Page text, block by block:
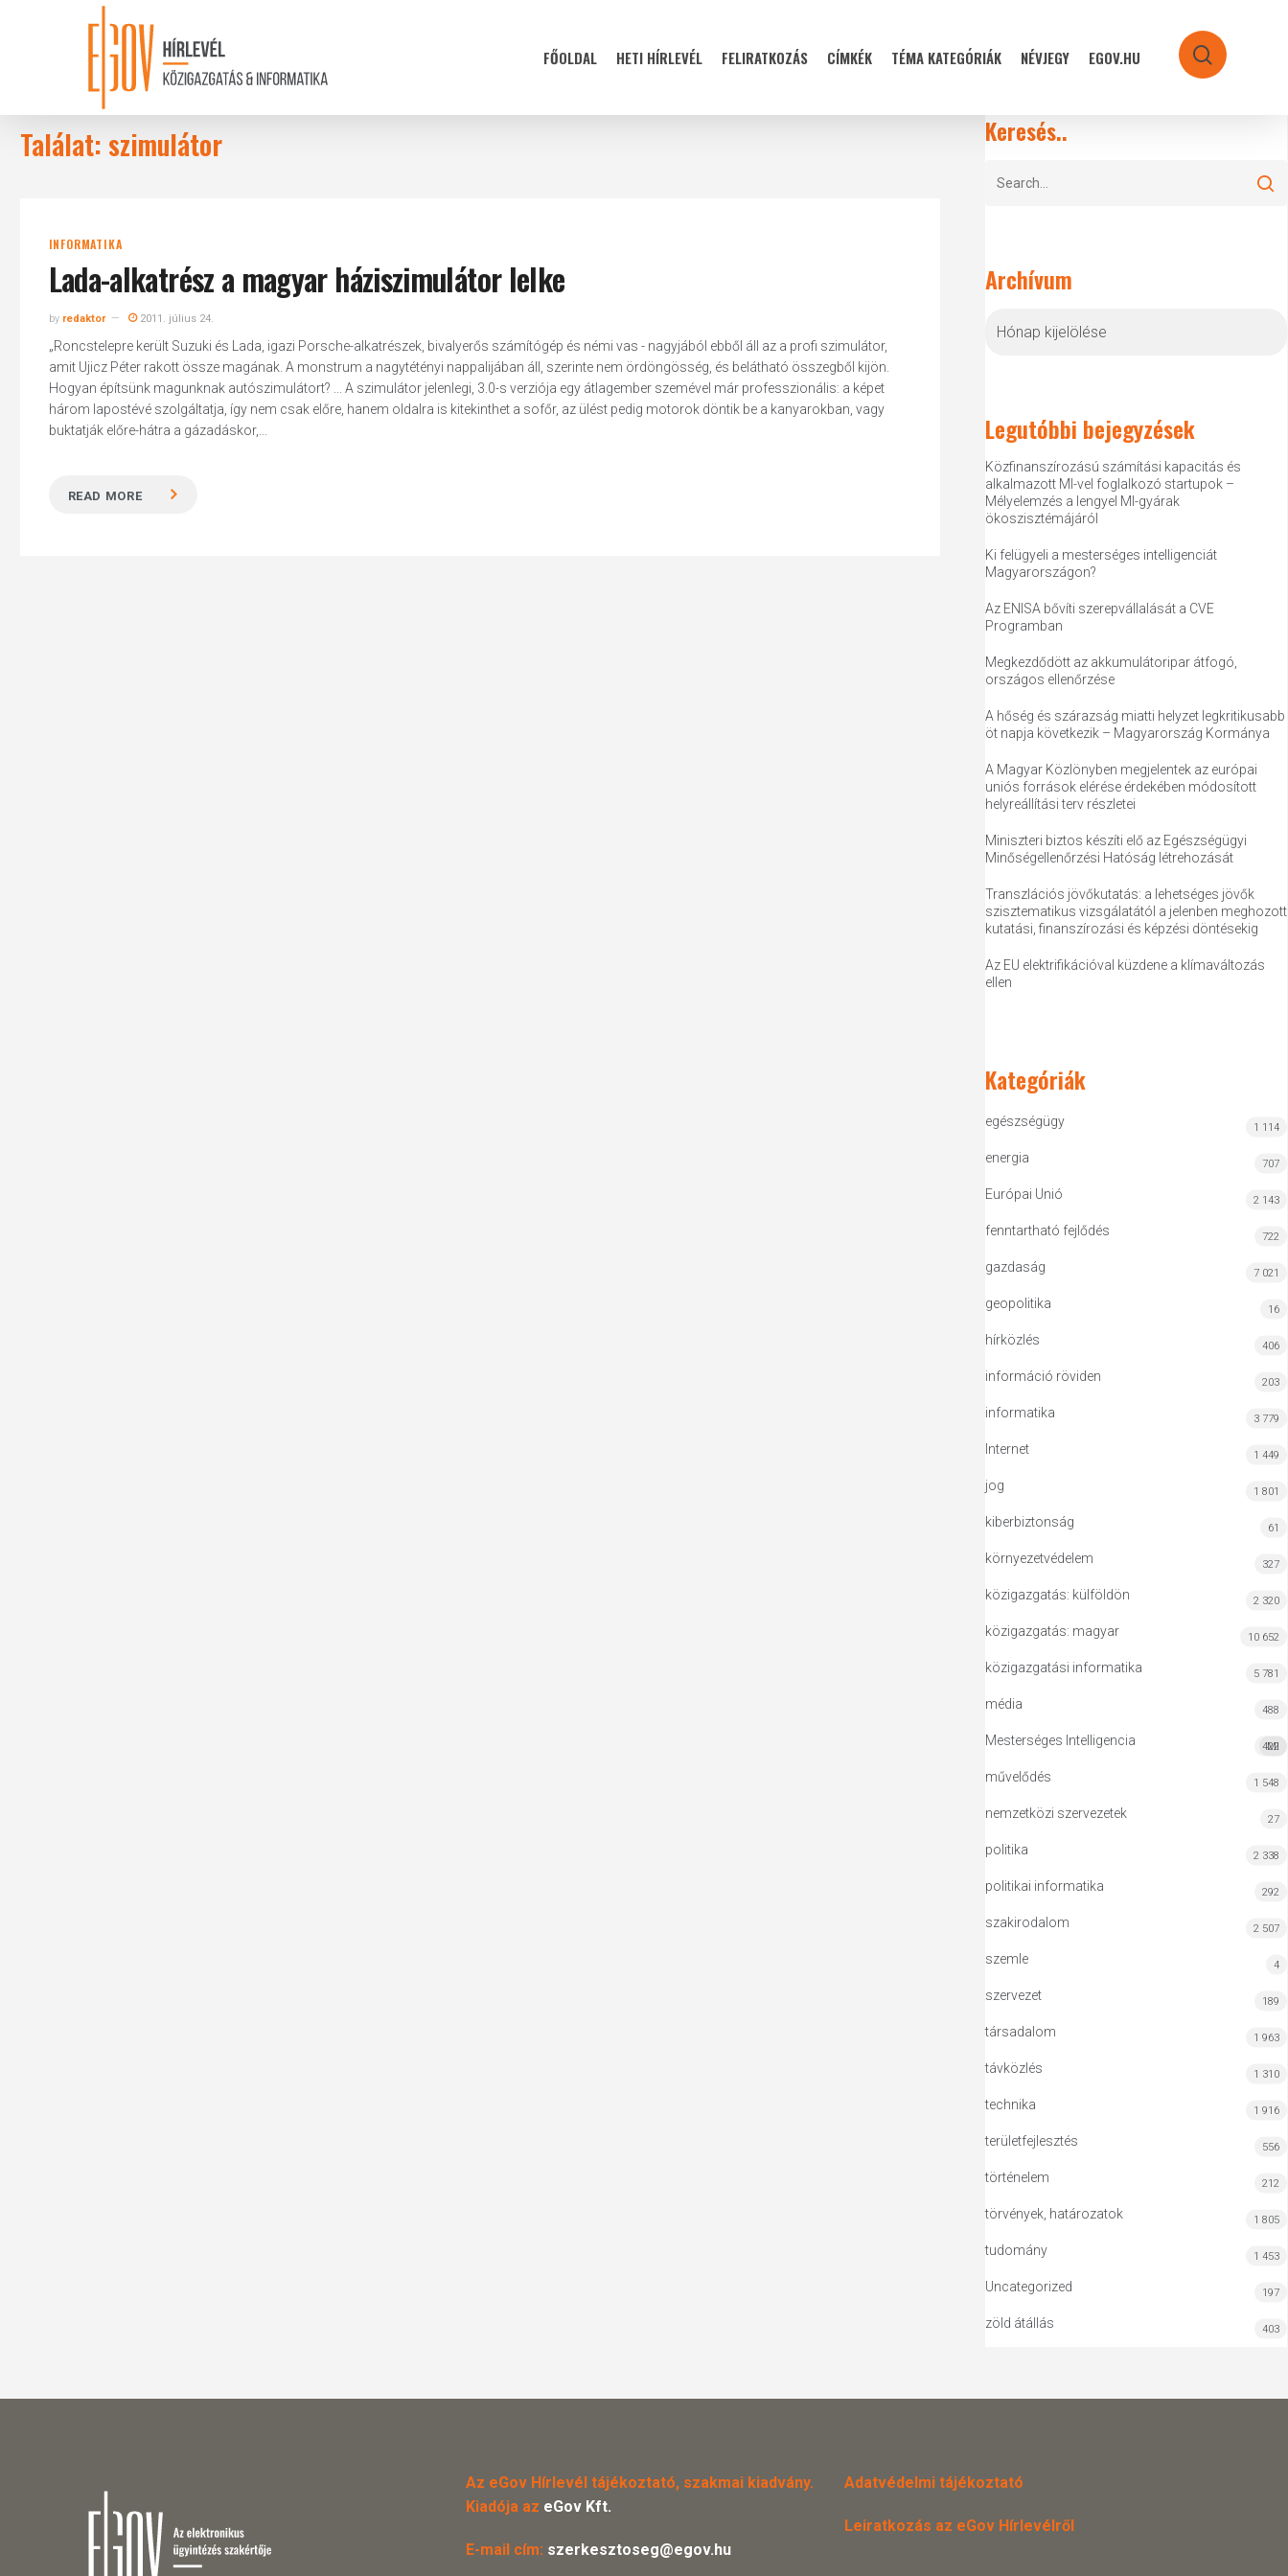
FŐOLDAL HETI HÍRLEVÉL FELIRATKOZÁS CÍMKÉK TÉMA KATEGÓRIÁK NÉVJEGY EGOV.HU search
Találat: szimulátor
INFORMATIKA
Lada-alkatrész a magyar háziszimulátor lelke
by redaktor 2011. július 24.
„Roncstelepre került Suzuki és Lada, igazi Porsche-alkatrészek, bivalyerős számítógép és némi vas - nagyjából ebből áll az a profi szimulátor,
amit Ujicz Péter rakott össze magának. A monstrum a nagytétényi nappalijában áll, szerinte nem ördöngösség, és belátható összegből kijön.
Hogyan építsünk magunknak autószimulátort? ... A szimulátor jelenlegi, 3.0-s verziója egy átlagember szemével már professzionális: a képet
három lapostévé szolgáltatja, így nem csak előre, hanem oldalra is kitekinthet a sofőr, az ülést pedig motorok döntik be a kanyarokban, vagy
buktatják előre-hátra a gázadáskor,...
READ MORE
Keresés..
Archívum
Legutóbbi bejegyzések
Közfinanszírozású számítási kapacitás és
alkalmazott MI-vel foglalkozó startupok –
Mélyelemzés a lengyel MI-gyárak
ökoszisztémájáról
Ki felügyeli a mesterséges intelligenciát
Magyarországon?
Az ENISA bővíti szerepvállalását a CVE
Programban
Megkezdődött az akkumulátoripar átfogó,
országos ellenőrzése
A hőség és szárazság miatti helyzet legkritikusabb
öt napja következik – Magyarország Kormánya
A Magyar Közlönyben megjelentek az európai
uniós források elérése érdekében módosított
helyreállítási terv részletei
Miniszteri biztos készíti elő az Egészségügyi
Minőségellenőrzési Hatóság létrehozását
Transzlációs jövőkutatás: a lehetséges jövők
szisztematikus vizsgálatától a jelenben meghozott
kutatási, finanszírozási és képzési döntésekig
Az EU elektrifikációval küzdene a klímaváltozás
ellen
Kategóriák
egészségügy 1 114
energia 707
Európai Unió 2 143
fenntartható fejlődés 722
gazdaság 7 021
geopolitika 16
hírközlés 406
információ röviden 203
informatika 3 779
Internet 1 449
jog 1 801
kiberbiztonság 61
környezetvédelem 327
közigazgatás: külföldön 2 320
közigazgatás: magyar 10 652
közigazgatási informatika 5 781
média 488
Mesterséges Intelligencia MI
422
művelődés 1 548
nemzetközi szervezetek 27
politika 2 338
politikai informatika 292
szakirodalom 2 507
szemle 4
szervezet 189
társadalom 1 963
távközlés 1 310
technika 1 916
területfejlesztés 556
történelem 212
törvények, határozatok 1 805
tudomány 1 453
Uncategorized 197
zöld átállás 403
Az eGov Hírlevél tájékoztató, szakmai kiadvány.
Kiadója az eGov Kft.
E-mail cím: szerkesztoseg@egov.hu
Adatvédelmi tájékoztató
Leiratkozás az eGov Hírlevélről